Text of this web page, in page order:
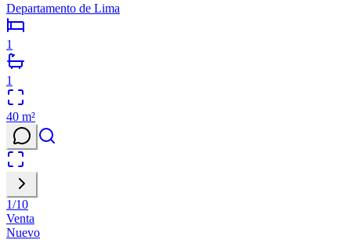
Departamento de Lima
1
1
40 m²
1/10
Venta
Nuevo